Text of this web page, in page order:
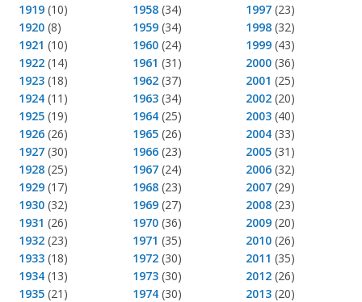
1919 (10)
1920 (8)
1921 (10)
1922 (14)
1923 (18)
1924 (11)
1925 (19)
1926 (26)
1927 (30)
1928 (25)
1929 (17)
1930 (32)
1931 (26)
1932 (23)
1933 (18)
1934 (13)
1935 (21)
1958(34)
1959(34)
1960(24)
1961 (31)
1962(37)
1963(34)
1964(25)
1965(26)
1966(23)
1967(24)
1968(23)
1969(27)
1970(36)
1971 (35)
1972(30)
1973(30)
1974(30)
1997 (23)
1998 (32)
1999 (43)
2000 (36)
2001 (25)
2002 (20)
2003 (40)
2004 (33)
2005 (31)
2006 (32)
2007 (29)
2008 (23)
2009 (20)
2010 (26)
2011 (35)
2012 (26)
2013 (20)